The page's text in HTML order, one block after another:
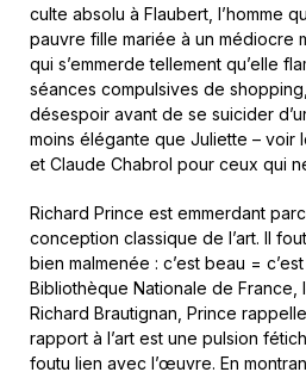
culte absolu à Flaubert, l’homme
pauvre fille mariée à un médiocre
qui s’emmerde tellement qu’elle
séances compulsives de
désespoir avant de se suicider
moins élégante que Juliette – voir
et Claude Chabrol pour ceux qui
Richard Prince est emmerdant
conception classique de l’art. Il
bien malmenée : c’est beau =
Bibliothèque Nationale de
Richard Brautignan, Prince
rapport à l’art est une pulsion
foutu lien avec l’œuvre. En